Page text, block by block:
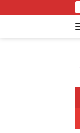
ke